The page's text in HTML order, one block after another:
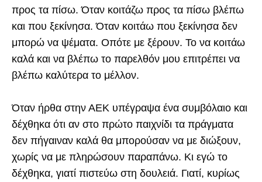
προς τα πίσω. Όταν κοιτάζω προς τα πίσω βλέπω
και που ξεκίνησα. Όταν κοιτάω που ξεκίνησα δεν
μπορώ να ψέματα. Οπότε με ξέρουν. Το να κοιτάω
καλά και να βλέπω το παρελθόν μου επιτρέπει να
βλέπω καλύτερα το μέλλον.
Όταν ήρθα στην ΑΕΚ υπέγραψα ένα συμβόλαιο και
δέχθηκα ότι αν στο πρώτο παιχνίδι τα πράγματα
δεν πήγαιναν καλά θα μπορούσαν να με διώξουν,
χωρίς να με πληρώσουν παραπάνω. Κι εγώ το
δέχθηκα, γιατί πιστεύω στη δουλειά. Γιατί, κυρίως